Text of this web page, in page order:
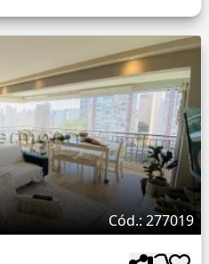
Cód.: 277019